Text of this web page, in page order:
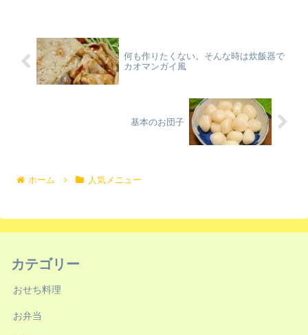
何も作りたくない。そんな時は炊飯器で
カオマンガイ風
基本のお団子
ホーム 人気メニュー
カテゴリー
おせち料理
お弁当